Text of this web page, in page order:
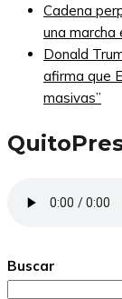
Cadena
una marcha
Donald
afirma que
masivas”
Buscar